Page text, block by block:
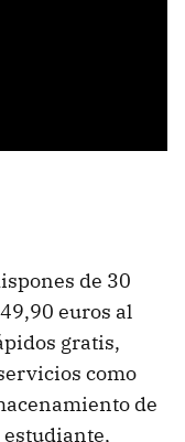
de 30
euros al
gratis,
como
de